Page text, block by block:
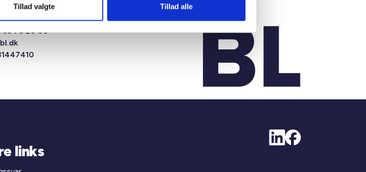
Tillad valgte Tillad alle
33 76 20 00
links